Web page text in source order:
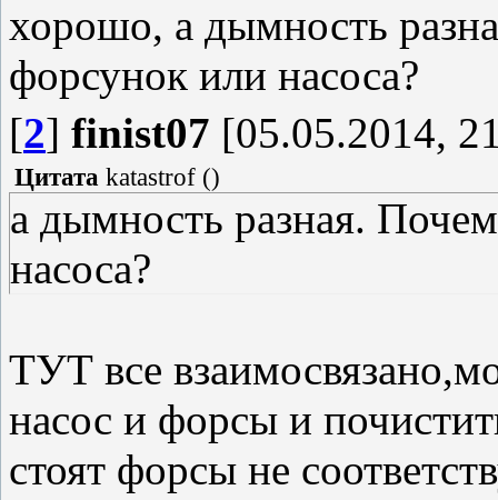
хорошо, а дымность
форсунок или насоса?
[2] finist07 [05.05.2014,
Цитата katastrof ()
а дымность разная.
насоса?
ТУТ все
насос и форсы и
стоят форсы не